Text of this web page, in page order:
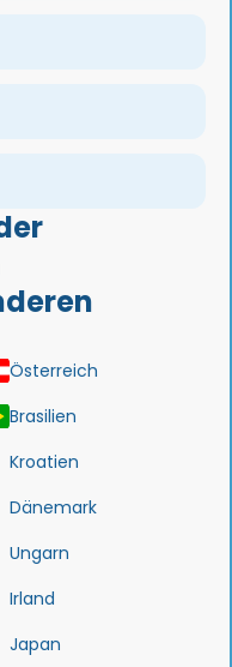
Österreich
Brasilien
Kroatien
Dänemark
Ungarn
Irland
Japan